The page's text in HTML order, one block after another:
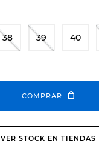
38 39 40
COMPRAR
VER STOCK EN TIENDAS